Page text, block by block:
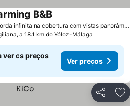
Piscina de borda infinita na cobertura com vistas panorâmicas
B&B
a 18.1 km de Vélez-Málaga
ver os preços
Ver preços
Partilhar